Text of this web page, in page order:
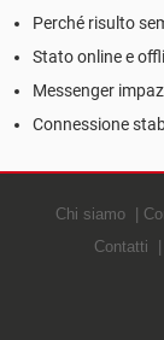
Perché risulto
Stato online e
Messenger
Connessione
Chi siamo
Contatti